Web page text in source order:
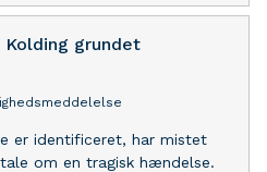
med offentligheden på
grundet
er identificeret, har mistet
om en tragisk hændelse.